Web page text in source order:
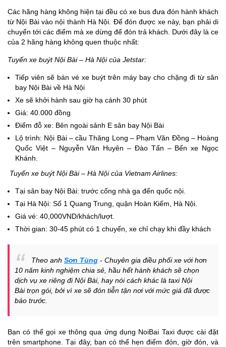
Các hãng hàng không hiện tại đều có xe bus đưa đón hành khách
từ Nội Bài vào nội thành Hà Nội. Để đón được xe này, bạn phải di
chuyển tới các điểm mà xe dừng để đón trả khách. Dưới đây là ce
của 2 hãng hàng không quen thuộc nhất:
Tuyến xe buýt Nội Bài – Hà Nội của Jetstar:
Tiếp viên sẽ bán vé xe buýt trên máy bay cho chặng đi từ sân
bay Nội Bài về Hà Nội
Xe sẽ khởi hành sau giờ hạ cánh 30 phút
Giá: 40.000 đồng
Điểm đỗ xe: Bên ngoài sảnh E sân bay Nội Bài
Lộ trình: Nội Bài – cầu Thăng Long – Phạm Văn Đồng – Hoàng
Quốc Việt – Nguyễn Văn Huyên – Đào Tấn – Bến xe Ngọc
Khánh.
Tuyến xe buýt Nội Bài – Hà Nội của Vietnam Airlines:
Tại sân bay Nội Bài: trước cổng nhà ga đến quốc nội.
Tại Hà Nội: Số 1 Quang Trung, quận Hoàn Kiếm, Hà Nội.
Giá vé: 40,000VND/khách/lượt.
Thời gian: 30-45 phút có 1 chuyến, xe chỉ chạy khi đầy khách
Theo anh Sơn Tùng - Chuyên gia điều phối xe với hơn
10 năm kinh nghiệm chia sẻ, hầu hết hành khách sẽ chọn
dịch vụ xe riêng đi Nội Bài, hay nói cách khác là taxi Nội
Bài trọn gói, bởi vì xe sẽ đón tiễn tận nơi với mức giá đã được
báo trước.
Bạn có thể gọi xe thông qua ứng dụng NoiBai Taxi được cài đặt
trên smartphone. Tại đây, bạn có thể hẹn điểm đón, giờ đón, và